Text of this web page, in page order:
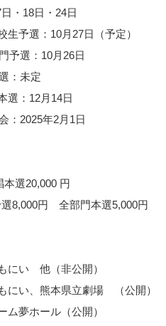
・18日・24日
予選：10月27日（予定）
予選：10月26日
：未定
選：12月14日
：2025年2月1日
本選20,000 円
8,000円 全部門本選5,000円
にい 他（非公開）
にい、熊本県立劇場 （公開）
夢ホール（公開）